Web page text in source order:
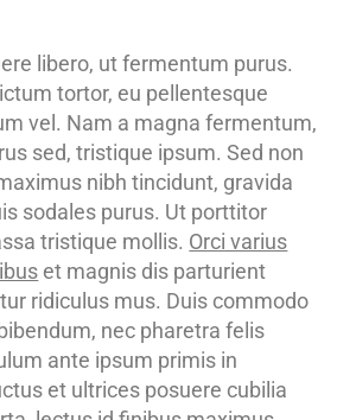
libero, ut fermentum purus.
tortor, eu pellentesque
vel. Nam a magna fermentum,
sed, tristique ipsum. Sed non
nibh tincidunt, gravida
sodales purus. Ut porttitor
tristique mollis. Orci varius
et magnis dis parturient
ridiculus mus. Duis commodo
nec pharetra felis
ante ipsum primis in
et ultrices posuere cubilia